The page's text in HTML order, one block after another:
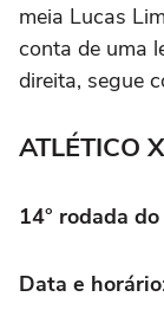
meia Lucas
conta de uma
direita, segue
ATLÉTICO
14° rodada
Data e horário